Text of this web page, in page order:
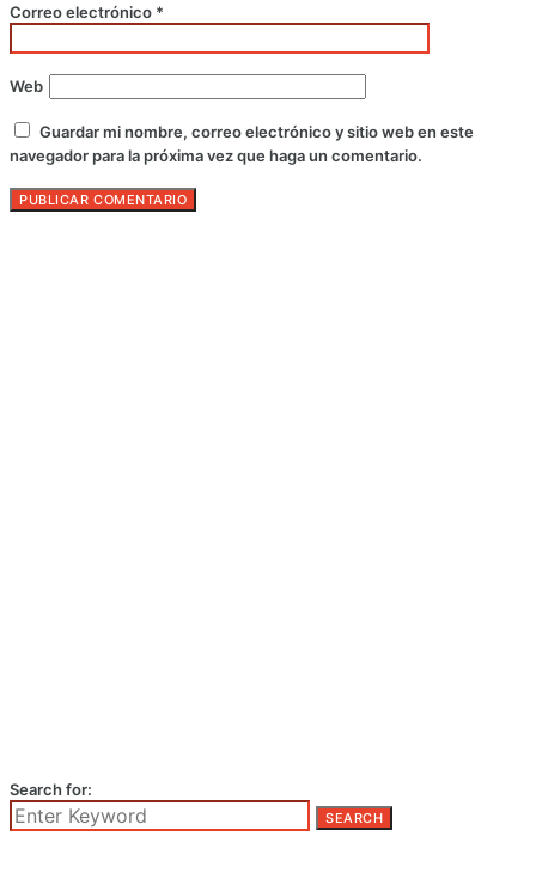
Correo electrónico *
Web
Guardar mi nombre, correo electrónico y sitio web en este
navegador para la próxima vez que haga un comentario.
Search for:
SEARCH